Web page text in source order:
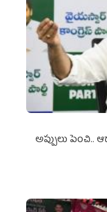
అప్పులు పెంచి..